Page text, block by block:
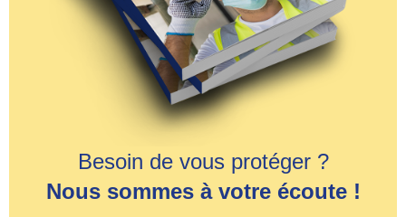
Besoin de vous protéger ?
Nous sommes à votre écoute !